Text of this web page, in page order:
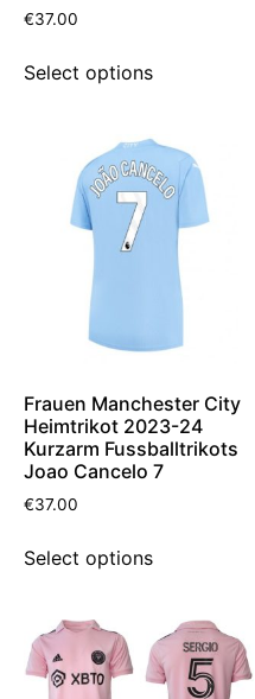
€37.00
Select options
Frauen Manchester City
Heimtrikot 2023-24
Kurzarm Fussballtrikots
Joao Cancelo 7
€37.00
Select options